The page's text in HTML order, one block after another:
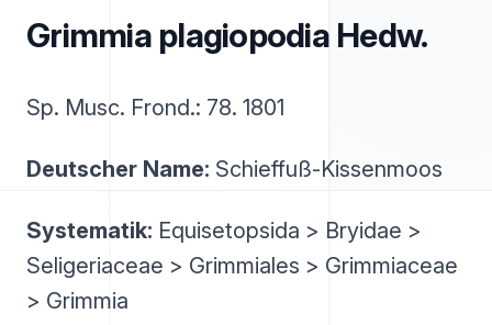
Grimmia plagiopodia Hedw.
Sp. Musc. Frond.: 78. 1801
Deutscher Name: Schieffuß-Kissenmoos
Systematik: Equisetopsida > Bryidae >
Seligeriaceae > Grimmiales > Grimmiaceae
> Grimmia